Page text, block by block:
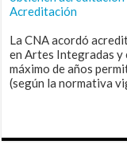
Acreditación
La CNA acordó
en Artes Integradas y
máximo de años
(según la normativa